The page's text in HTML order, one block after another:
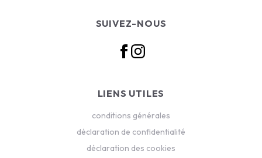
SUIVEZ-NOUS
LIENS UTILES
conditions générales
déclaration de confidentialité
déclaration des cookies